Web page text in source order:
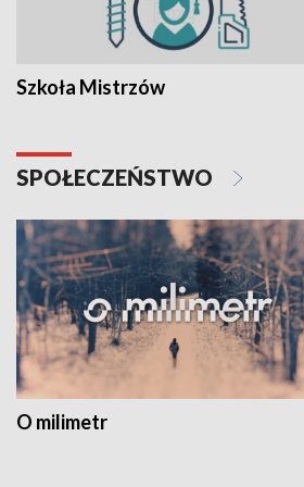
Szkoła Mistrzów
SPOŁECZEŃSTWO
O milimetr